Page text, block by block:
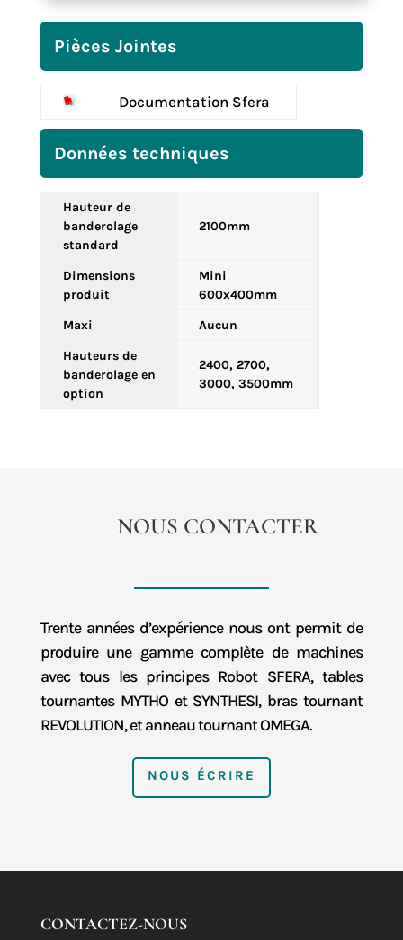
Pièces Jointes
Documentation Sfera
Données techniques
Hauteur de
banderolage
standard
2100mm
Dimensions
produit
Mini
600x400mm
Maxi
Aucun
Hauteurs de
banderolage en
option
2400, 2700,
3000, 3500mm
NOUS CONTACTER
Trente années d’expérience nous ont permit de
produire une gamme complète de machines
avec tous les principes Robot SFERA, tables
tournantes MYTHO et SYNTHESI, bras tournant
REVOLUTION, et anneau tournant OMEGA.
NOUS ÉCRIRE
CONTACTEZ-NOUS